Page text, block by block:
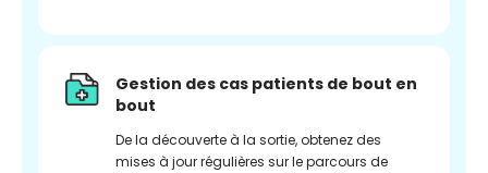
Gestion des cas patients de bout en
bout
De la découverte à la sortie, obtenez des
mises à jour régulières sur le parcours de